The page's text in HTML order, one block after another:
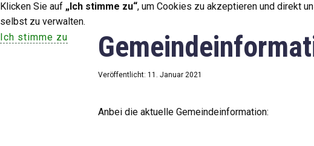
Veröffentlicht: 11. Januar 2021
Anbei die aktuelle Gemeindeinformation:
Klicken Sie auf „Ich stimme zu“, um Cookies zu akzeptieren und direkt
selbst zu verwalten.
Ich stimme zu